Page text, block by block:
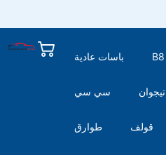
باسات عادية
سي سي تيجوان
طوارق قولف